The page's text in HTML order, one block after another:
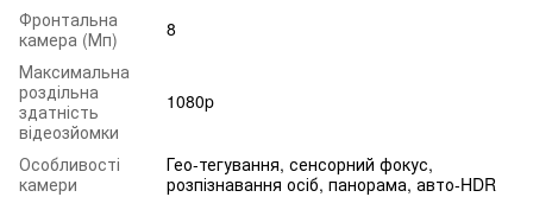
Фронтальна
камера (Мп)
8
Максимальна
роздільна
здатність
відеозйомки
1080p
Особливості
камери
Гео-тегування, сенсорний фокус,
розпізнавання осіб, панорама, авто-HDR